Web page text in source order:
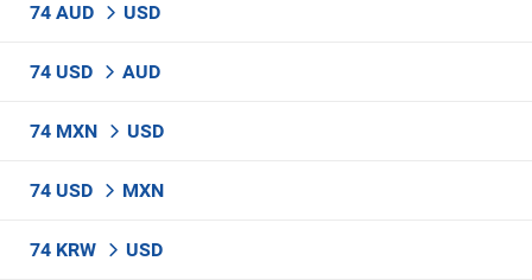
74 AUD USD
74 USD AUD
74 MXN USD
74 USD MXN
74 KRW USD